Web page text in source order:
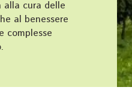
alla cura delle
al benessere
complesse